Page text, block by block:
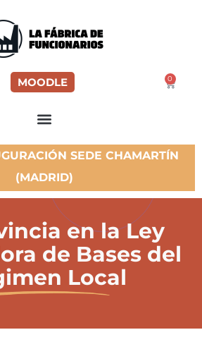
MOODLE 0
SEDE CHAMARTÍN
(MADRID)
en la Ley
de Bases del
Local